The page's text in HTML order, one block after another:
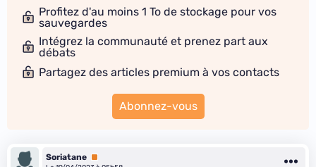
Profitez d'au moins 1 To de stockage pour vos
sauvegardes
Intégrez la communauté et prenez part aux
débats
Partagez des articles premium à vos contacts
Abonnez-vous
Soriatane Premium